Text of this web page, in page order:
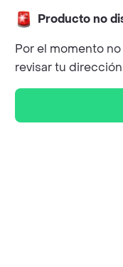
Producto no
Por el momento
revisar tu